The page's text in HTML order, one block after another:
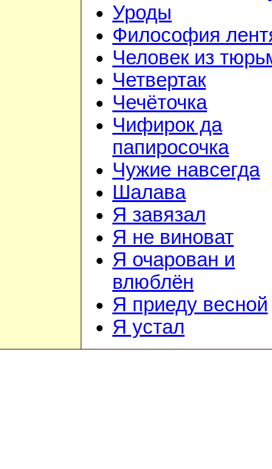
Уроды
Философия
Человек из
Четвертак
Чечёточка
Чифирок да
папиросочка
Чужие навсегда
Шалава
Я завязал
Я не виноват
Я очарован и
влюблён
Я приеду весной
Я устал